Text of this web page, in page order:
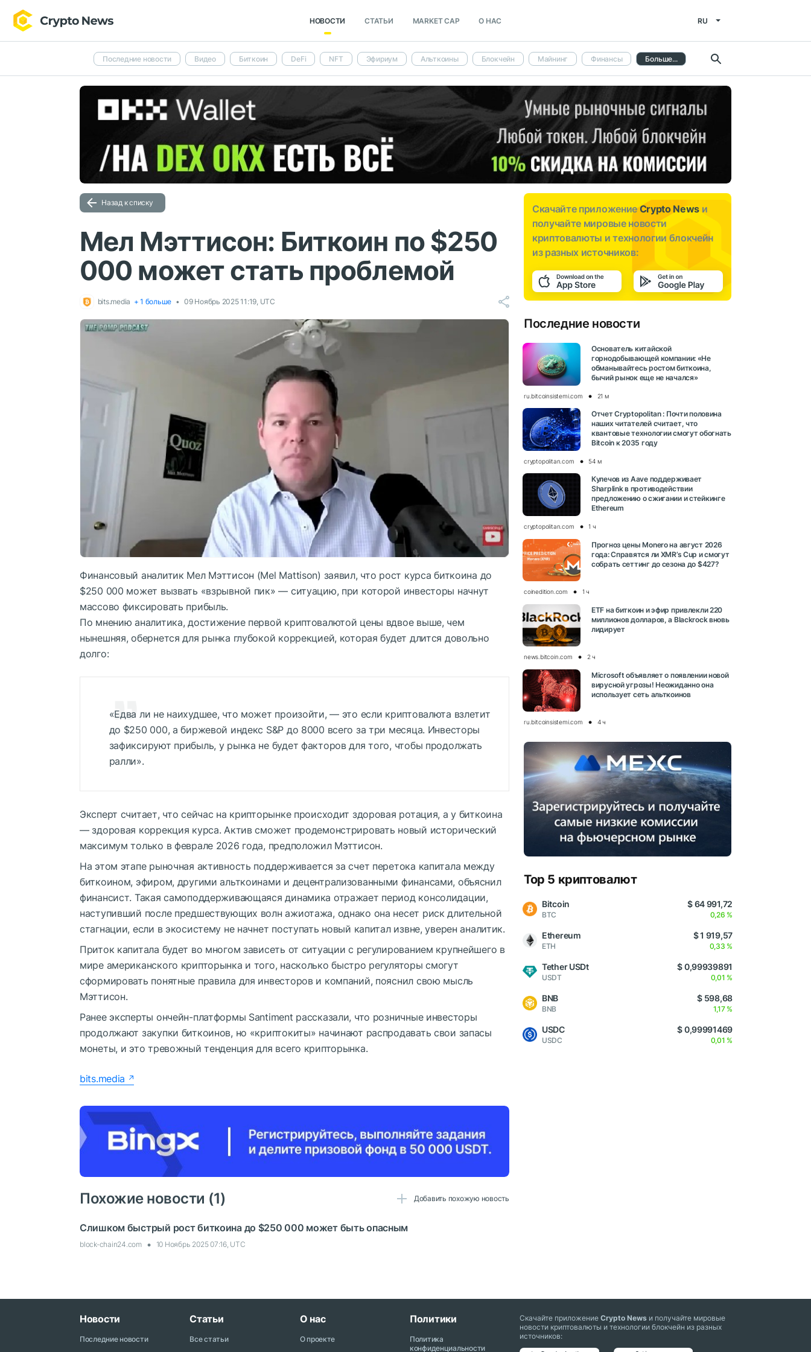
НОВОСТИ СТАТЬИ MARKET CAP О НАС RU
Последние новости Видео Биткоин DeFi NFT Эфириум Альткоины Блокчейн Майнинг Финансы Больше...
Назад к списку
Мел Мэттисон: Биткоин по $250
000 может стать проблемой
bits.media + 1 больше 09 Ноябрь 2025 11:19, UTC
Финансовый аналитик Мел Мэттисон (Mel Mattison) заявил, что рост курса биткоина до
$250 000 может вызвать «взрывной пик» — ситуацию, при которой инвесторы начнут
массово фиксировать прибыль.
По мнению аналитика, достижение первой криптовалютой цены вдвое выше, чем
нынешняя, обернется для рынка глубокой коррекцией, которая будет длится довольно
долго:
«Едва ли не наихудшее, что может произойти, — это если криптовалюта взлетит
до $250 000, а биржевой индекс S&P до 8000 всего за три месяца. Инвесторы
зафиксируют прибыль, у рынка не будет факторов для того, чтобы продолжать
ралли».
Эксперт считает, что сейчас на крипторынке происходит здоровая ротация, а у биткоина
— здоровая коррекция курса. Актив сможет продемонстрировать новый исторический
максимум только в феврале 2026 года, предположил Мэттисон.
На этом этапе рыночная активность поддерживается за счет перетока капитала между
биткоином, эфиром, другими альткоинами и децентрализованными финансами, объяснил
финансист. Такая самоподдерживающаяся динамика отражает период консолидации,
наступивший после предшествующих волн ажиотажа, однако она несет риск длительной
стагнации, если в экосистему не начнет поступать новый капитал извне, уверен аналитик.
Приток капитала будет во многом зависеть от ситуации с регулированием крупнейшего в
мире американского крипторынка и того, насколько быстро регуляторы смогут
сформировать понятные правила для инвесторов и компаний, пояснил свою мысль
Мэттисон.
Ранее эксперты ончейн-платформы Santiment рассказали, что розничные инвесторы
продолжают закупки биткоинов, но «криптокиты» начинают распродавать свои запасы
монеты, и это тревожный тенденция для всего крипторынка.
bits.media
Похожие новости (1) Добавить похожую новость
Слишком быстрый рост биткоина до $250 000 может быть опасным
block-chain24.com 10 Ноябрь 2025 07:16, UTC
Скачайте приложениеCrypto News и
получайте мировые новости
криптовалюты и технологии блокчейн
из разных источников:
Последние новости
Основатель китайской
горнодобывающей компании: «Не
обманывайтесь ростом биткоина,
бычий рынок еще не начался»
ru.bitcoinsistemi.com 21 м
Отчет Cryptopolitan : Почти половина
наших читателей считает, что
квантовые технологии смогут обогнать
Bitcoin к 2035 году
cryptopolitan.com 54 м
Кулечов из Aave поддерживает
Sharplink в противодействии
предложению о сжигании и стейкинге
Ethereum
cryptopolitan.com 1 ч
Прогноз цены Monero на август 2026
года: Справятся ли XMR’s Cup и смогут
собрать сеттинг до сезона до $427?
coinedition.com 1 ч
ETF на биткоин и эфир привлекли 220
миллионов долларов, а Blackrock вновь
лидирует
news.bitcoin.com 2 ч
Microsoft объявляет о появлении новой
вирусной угрозы! Неожиданно она
использует сеть альткоинов
ru.bitcoinsistemi.com 4 ч
Top 5 криптовалют
Bitcoin
BTC
$ 64 991,72
0,26 %
Ethereum
ETH
$ 1 919,57
0,33 %
Tether USDt
USDT
$ 0,99939891
0,01 %
BNB
BNB
$ 598,68
1,17 %
USDC
USDC
$ 0,99991469
0,01 %
Новости
Последние новости
Статьи
Все статьи
О нас
О проекте
Политики
Политика
конфиденциальности
Скачайте приложениеCrypto News и получайте мировые
новости криптовалюты и технологии блокчейн из разных
источников: